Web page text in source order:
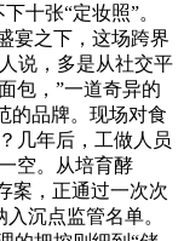
十张“定妆照”。
宴之下，这场跨界
说，多是从社交平
包，”一道奇异的
的品牌。现场对食
几年后，工做人员
空。从培育酵
案，正通过一次次
沉点监管名单。